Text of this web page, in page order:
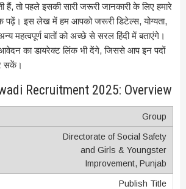
हैं, तो पहले इसकी सारी जरूरी जानकारी के लिए हमारे
इस लेख में हम आपको जरूरी डिटेल्स, योग्यता,
महत्वपूर्ण बातों को अच्छे से सरल हिंदी में बताएंगे।
का डायरेक्ट लिंक भी देंगे, जिससे आप इन पदों
सकें।
Recruitment 2025: Overview
Group
Directorate of Social Safety
and Girls & Youngster
Improvement, Punjab
Publish Title